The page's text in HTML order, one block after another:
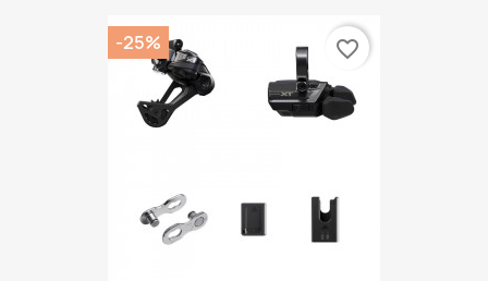
-25% favorite_border